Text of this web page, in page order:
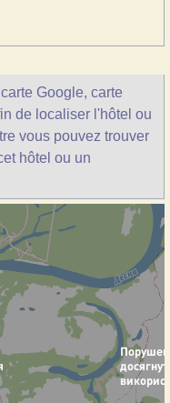
Google, carte
de localiser l'hôtel ou
vous pouvez trouver
hôtel ou un